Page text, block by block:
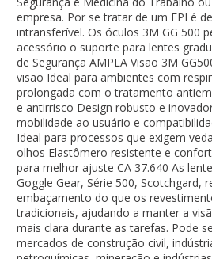
empresa. Por se tratar de um EPI é
intransferível. Os óculos 3M GG 500
acessório o suporte para lentes
de Segurança AMPLA Visao 3M
visão Ideal para ambientes com
prolongada com o tratamento
e antirrisco Design robusto e
mobilidade ao usuário e
Ideal para processos que exigem
olhos Elastômero resistente e
para melhor ajuste CA 37.640 As
Goggle Gear, Série 500, Scotchgard,
embaçamento do que os
tradicionais, ajudando a manter a
mais clara durante as tarefas. Pode
mercados de construção civil,